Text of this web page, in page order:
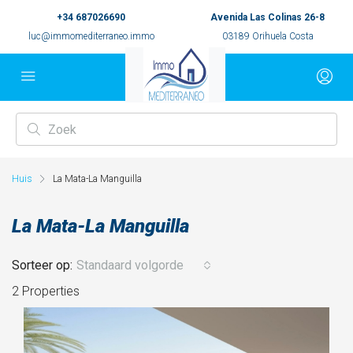
+34 687026690
luc@immomediterraneo.immo
Avenida Las Colinas 26-8
03189 Orihuela Costa
Huis La Mata-La Manguilla
La Mata-La Manguilla
2 Properties
Sorteer op: Standaard volgorde